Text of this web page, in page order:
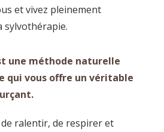
et vivez pleinement
sylvothérapie.
une méthode naturelle
qui vous offre un véritable
ralentir, de respirer et